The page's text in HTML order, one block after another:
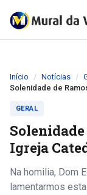
Início Notícias
Solenidade de
GERAL
Igreja
Na homilia, Dom
lamentarmos